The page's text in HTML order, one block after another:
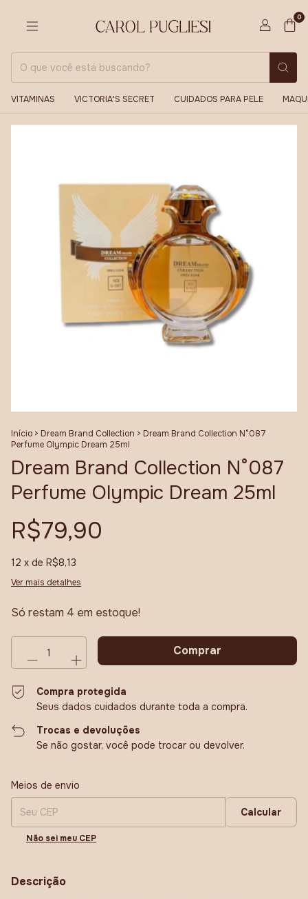
0
VITAMINAS VICTORIA'S SECRET CUIDADOS PARA PELE
Início > Dream Brand Collection > Dream Brand Collection N°087
Perfume Olympic Dream 25ml
Dream Brand Collection N°087
Perfume Olympic Dream 25ml
R$79,90
12 x de R$8,13
Ver mais detalhes
Só restam 4 em estoque!
Compra protegida
Seus dados cuidados durante toda a compra.
Trocas e devoluções
Se não gostar, você pode trocar ou devolver.
Entregas para o CEP:
Meios de envio
Calcular
Não sei meu CEP
Descrição